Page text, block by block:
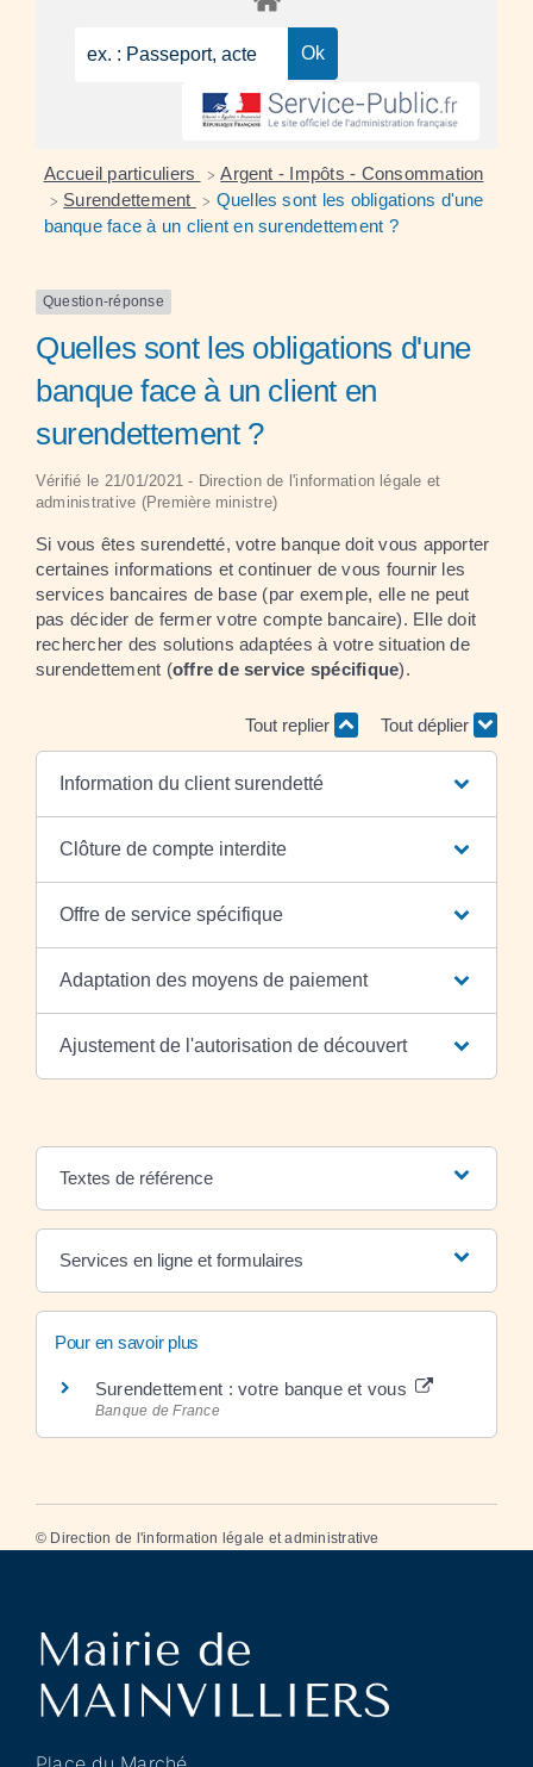
Accueil particuliers > Argent - Impôts - Consommation
> Surendettement > Quelles sont les obligations d'une
banque face à un client en surendettement ?
Question-réponse
Quelles sont les obligations d'une
banque face à un client en
surendettement ?
Vérifié le 21/01/2021 - Direction de l'information légale et
administrative (Première ministre)
Si vous êtes surendetté, votre banque doit vous apporter
certaines informations et continuer de vous fournir les
services bancaires de base (par exemple, elle ne peut
pas décider de fermer votre compte bancaire). Elle doit
rechercher des solutions adaptées à votre situation de
surendettement (offre de service spécifique).
Tout replier Tout déplier
Information du client surendetté
Clôture de compte interdite
Offre de service spécifique
Adaptation des moyens de paiement
Ajustement de l'autorisation de découvert
Textes de référence
Services en ligne et formulaires
Pour en savoir plus
Surendettement : votre banque et vous
Banque de France
© Direction de l'information légale et administrative